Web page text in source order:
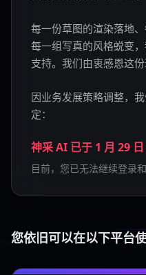
每一份草图的渲染落地
每一组写真的风格蜕变
支持。我们由衷感恩这份
因业务发展策略调整，
定：
神采 AI 已于 1 月 29
目前，您已无法继续登录
您依旧可以在以下平台